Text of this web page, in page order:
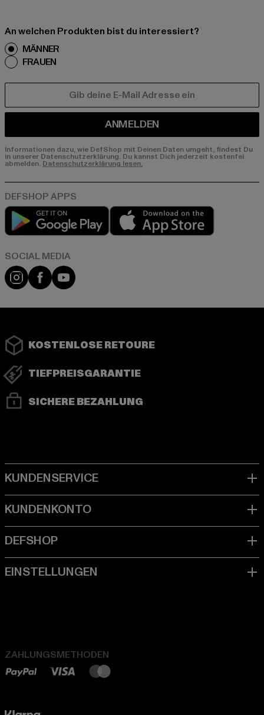
An welchen Produkten bist du interessiert?
MÄNNER
FRAUEN
ANMELDEN
Informationen dazu, wie DefShop mit Deinen Daten umgeht, findest Du
in unserer Datenschutzerklärung. Du kannst Dich jederzeit kostenfei
abmelden. Datenschutzerklärung lesen.
Play market
Instagram
FacebookYouTube
KOSTENLOSE RETOURE
TIEFPREISGARANTIE
SICHERE BEZAHLUNG
ZAHLUNGSMETHODEN